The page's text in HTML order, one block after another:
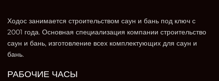
Ходос занимается строительством саун и бань под ключ с
2001 года. Основная специализация компании строительство
саун и бань, изготовление всех комплектующих для саун и
бань.
РАБОЧИЕ ЧАСЫ